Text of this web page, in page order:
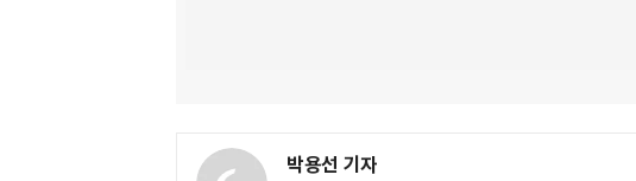
박용선 기자